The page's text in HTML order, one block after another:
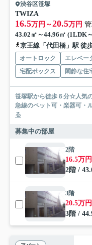
渋谷区笹塚
TWIZA
16.5万円～20.5万円
43.02㎡～44.96㎡ (1LDK
京王線「代田橋」駅 徒
オートロック エレベー
宅配ボックス
閑静な住
笹塚駅から徒歩６分☆人気
急線のペット可・楽器可・
る
募集中の部屋
2階
16.5万円
2階 /
3階
20.5万円
3階 /